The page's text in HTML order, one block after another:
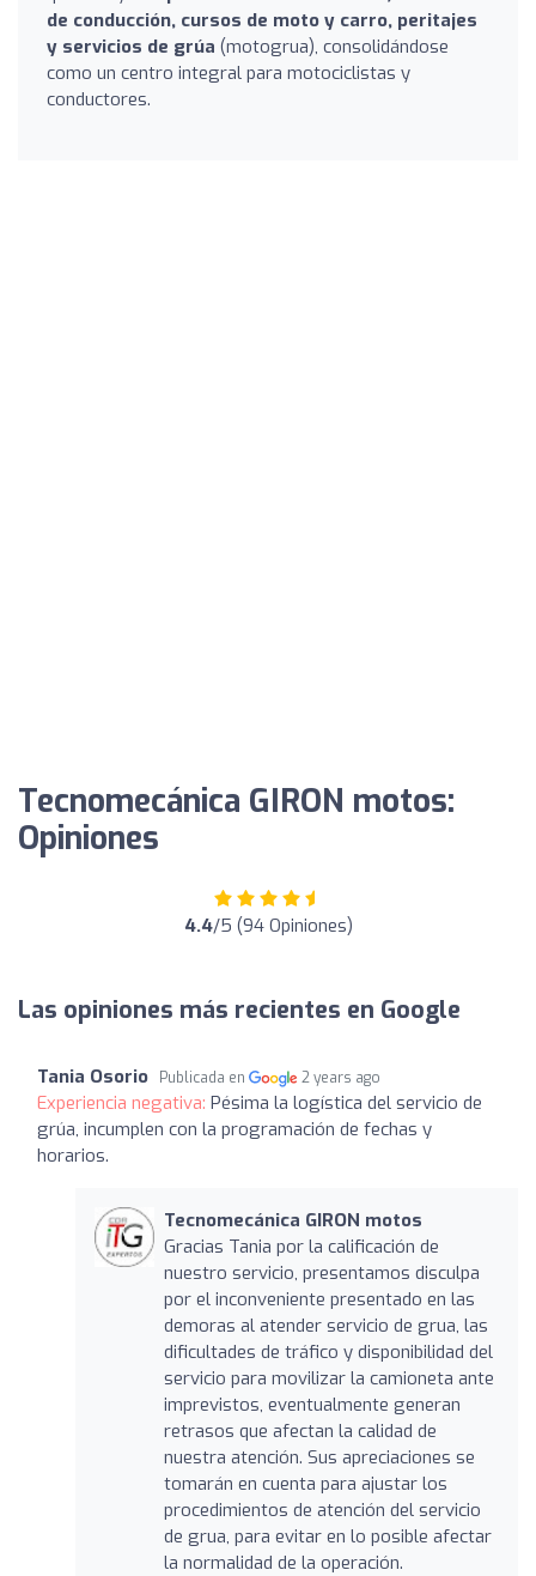
de conducción, cursos de moto y carro, peritajes
y servicios de grúa (motogrua), consolidándose
como un centro integral para motociclistas y
conductores.
Tecnomecánica GIRON motos:
Opiniones
4.4/5 (94 Opiniones)
Las opiniones más recientes en Google
Tania Osorio Publicada en 2 years ago
Experiencia negativa: Pésima la logística del servicio de
grúa, incumplen con la programación de fechas y
horarios.
Tecnomecánica GIRON motos
Gracias Tania por la calificación de
nuestro servicio, presentamos disculpa
por el inconveniente presentado en las
demoras al atender servicio de grua, las
dificultades de tráfico y disponibilidad del
servicio para movilizar la camioneta ante
imprevistos, eventualmente generan
retrasos que afectan la calidad de
nuestra atención. Sus apreciaciones se
tomarán en cuenta para ajustar los
procedimientos de atención del servicio
de grua, para evitar en lo posible afectar
la normalidad de la operación.